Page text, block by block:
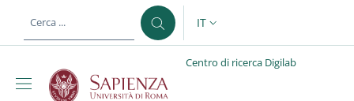
al contenuto principale
SELETTORE LINGUA:
IT
Centro di ricerca Digilab